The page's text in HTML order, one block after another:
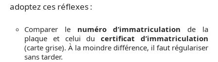
adoptez ces réflexes :
Comparer le numéro d’immatriculation de la
plaque et celui ducertificat d’immatriculation
(carte grise). À la moindre différence, il faut régulariser
sans tarder.